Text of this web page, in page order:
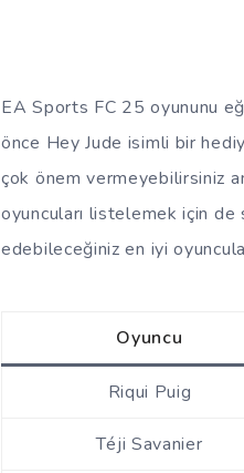
EA Sports FC 25 oyununu
önce Hey Jude isimli bir
çok önem vermeyebilirsiniz
oyuncuları listelemek için
edebileceğiniz en iyi
Oyuncu
Riqui Puig
Téji Savanier